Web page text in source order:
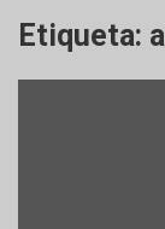
Etiqueta: